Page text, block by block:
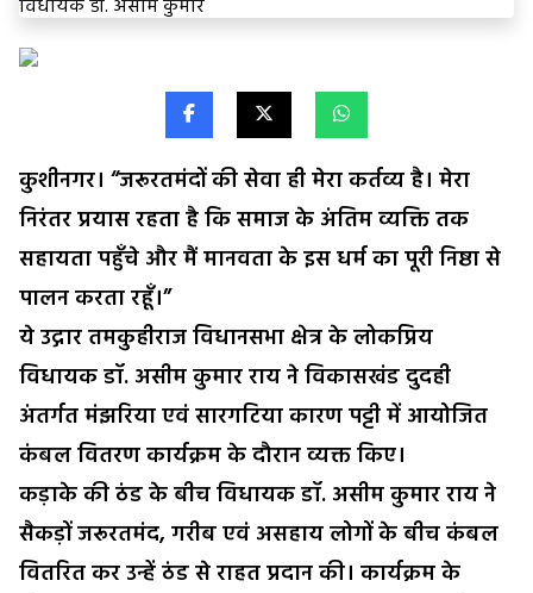
कुशीनगर। “जरूरतमंदों की सेवा ही मेरा कर्तव्य है। मेरा
निरंतर प्रयास रहता है कि समाज के अंतिम व्यक्ति तक
सहायता पहुँचे और मैं मानवता के इस धर्म का पूरी निष्ठा से
पालन करता रहूँ।”
ये उद्गार तमकुहीराज विधानसभा क्षेत्र के लोकप्रिय
विधायक डॉ. असीम कुमार राय ने विकासखंड दुदही
अंतर्गत मंझरिया एवं सारगटिया कारण पट्टी में आयोजित
कंबल वितरण कार्यक्रम के दौरान व्यक्त किए।
कड़ाके की ठंड के बीच विधायक डॉ. असीम कुमार राय ने
सैकड़ों जरूरतमंद, गरीब एवं असहाय लोगों के बीच कंबल
वितरित कर उन्हें ठंड से राहत प्रदान की। कार्यक्रम के